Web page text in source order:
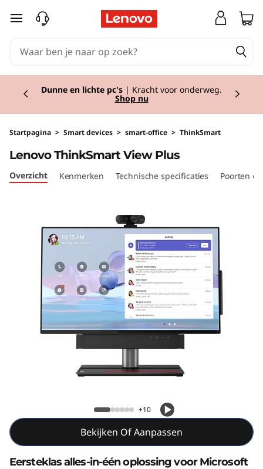
v
o
T
h
Ga naar de hoofdinhoud
Dunne en lichte pc's | Kracht voor onderweg.
Shop nu
Startpagina > Smart devices > smart-office > ThinkSmart
Lenovo ThinkSmart View Plus
Lenovo ThinkSmart View Plus
Overzicht Kenmerken Technische specificaties Poorten
+10
Bekijken Of Aanpassen
Eersteklas alles-in-één oplossing voor Microsoft